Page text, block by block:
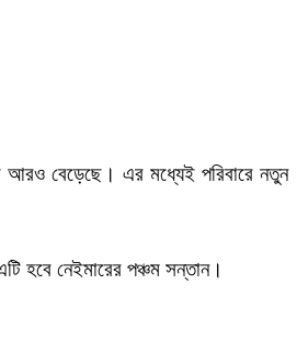
আরও বেড়েছে। এর মধ্যেই পরিবারে নতুন
হবে নেইমারের পঞ্চম সন্তান।